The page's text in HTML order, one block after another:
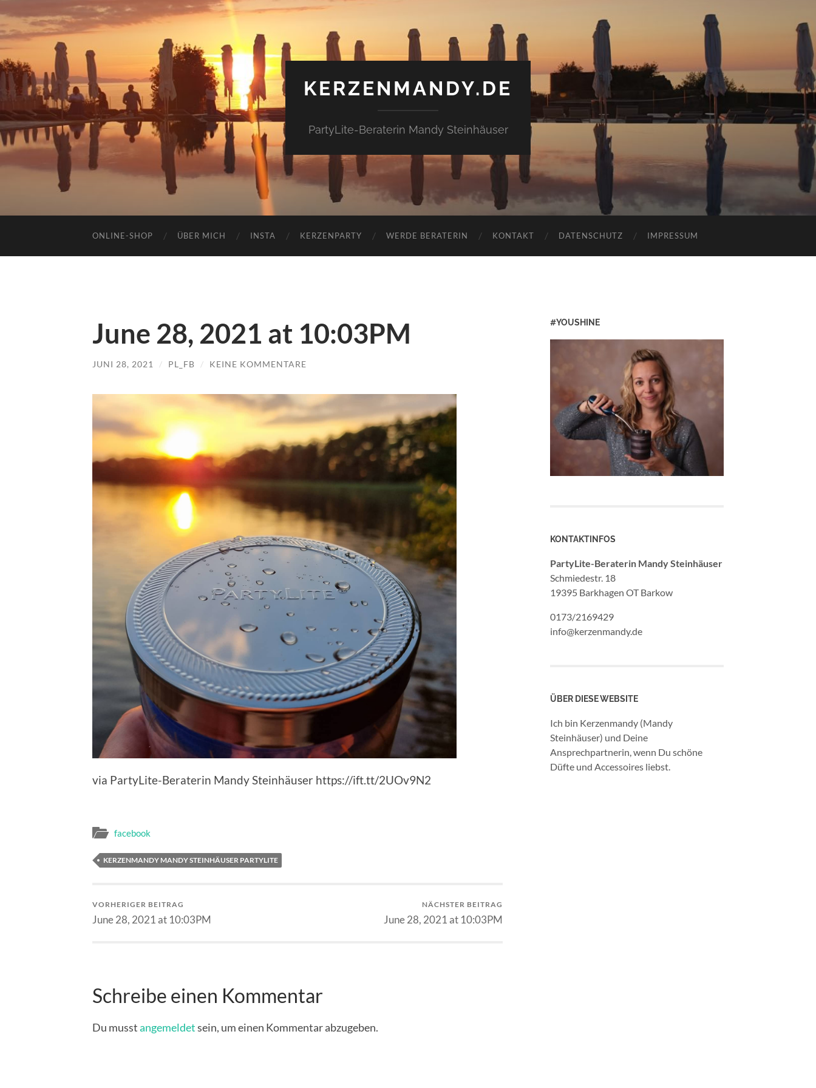
KERZENMANDY.DE
PartyLite-Beraterin Mandy Steinhäuser
ONLINE-SHOP ÜBER MICH INSTA KERZENPARTY WERDE BERATERIN KONTAKT DATENSCHUTZ IMPRESSUM
June 28, 2021 at 10:03PM
JUNI 28, 2021 / PL_FB / KEINE KOMMENTARE
via PartyLite-Beraterin Mandy Steinhäuser https://ift.tt/2UOv9N2
facebook
KERZENMANDY MANDY STEINHÄUSER PARTYLITE
VORHERIGER BEITRAG
June 28, 2021 at 10:03PM
NÄCHSTER BEITRAG
June 28, 2021 at 10:03PM
Schreibe einen Kommentar
Du musstangemeldetsein, um einen Kommentar abzugeben.
#YOUSHINE
KONTAKTINFOS
PartyLite-Beraterin Mandy Steinhäuser
Schmiedestr. 18
19395 Barkhagen OT Barkow
0173/2169429
info@kerzenmandy.de
ÜBER DIESE WEBSITE
Ich bin Kerzenmandy (Mandy
Steinhäuser) und Deine
Ansprechpartnerin, wenn Du schöne
Düfte und Accessoires liebst.